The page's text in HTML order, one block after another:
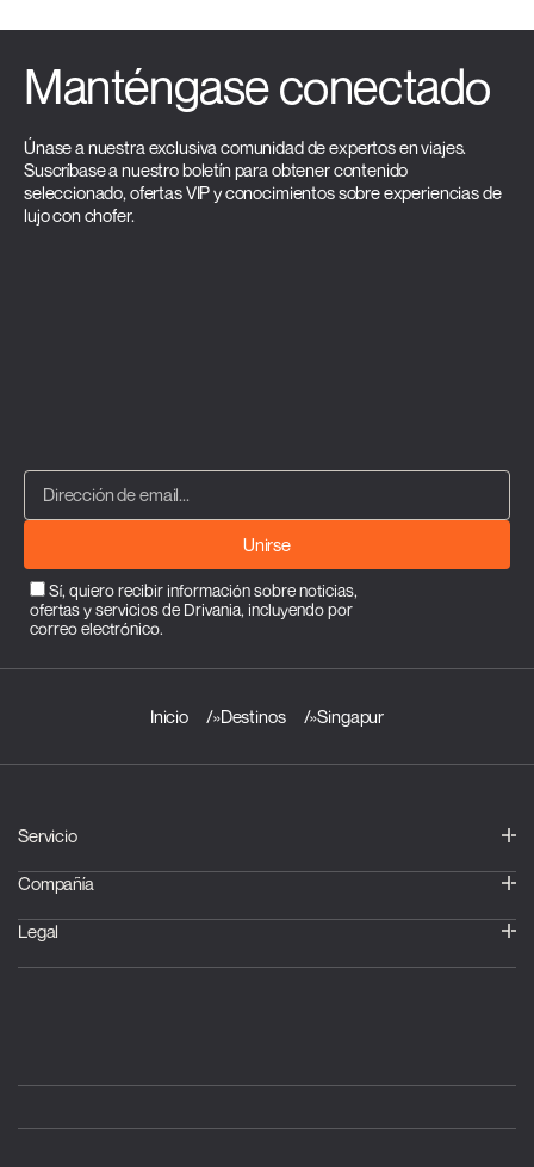
Manténgase conectado
Únase a nuestra exclusiva comunidad de expertos en viajes.
Suscríbase a nuestro boletín para obtener contenido
seleccionado, ofertas VIP y conocimientos sobre experiencias de
lujo con chofer.
Unirse
Sí, quiero recibir información sobre noticias,
ofertas y servicios de Drivania, incluyendo por
correo electrónico.
Inicio »Destinos »Singapur
Servicio
Compañía
Legal